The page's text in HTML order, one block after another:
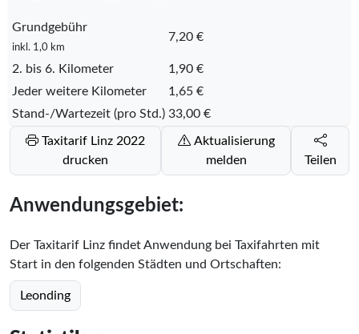
Grundgebühr
inkl. 1,0 km
7,20 €
2. bis 6. Kilometer
1,90 €
Jeder weitere Kilometer
1,65 €
Stand-/Wartezeit (pro Std.) 33,00 €
Taxitarif Linz 2022
drucken
Aktualisierung
melden
Teilen
Anwendungsgebiet:
Der Taxitarif Linz findet Anwendung bei Taxifahrten mit
Start in den folgenden Städten und Ortschaften:
Leonding